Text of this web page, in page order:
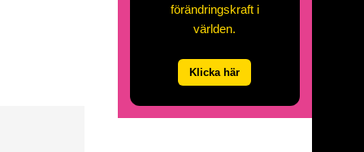
förändringskraft i
världen.
Klicka här